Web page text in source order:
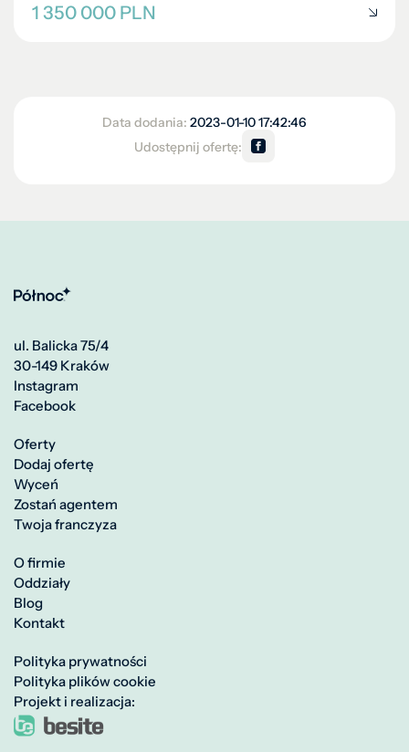
1 350 000 PLN
Data dodania: 2023-01-10 17:42:46
Udostępnij ofertę:
ul. Balicka 75/4
30-149 Kraków
Instagram
Facebook
Oferty
Dodaj ofertę
Wyceń
Zostań agentem
Twoja franczyza
O firmie
Oddziały
Blog
Kontakt
Polityka prywatności
Polityka plików cookie
Projekt i realizacja: